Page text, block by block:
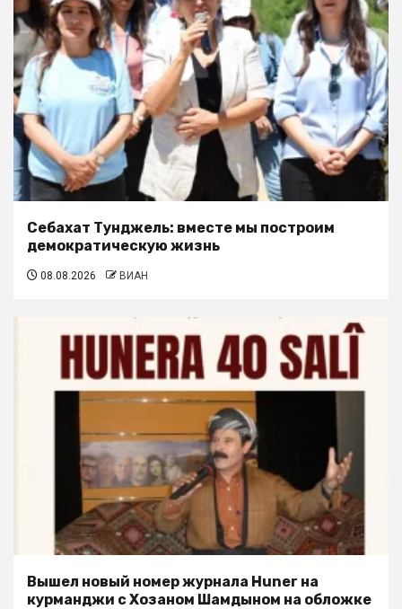
Себахат Тунджель: вместе мы построим
демократическую жизнь
08.08.2026 ВИАН
Вышел новый номер журнала Huner на
курманджи с Хозаном Шамдыном на обложке